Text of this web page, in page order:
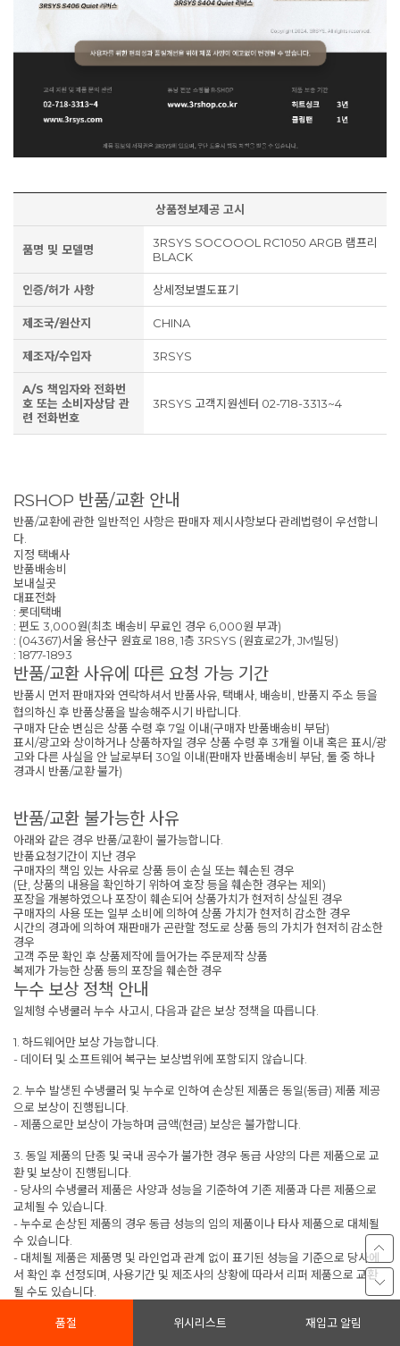
품절 위시리스트 재입고 알림
상품정보제공 고시
품명 및 모델명
3RSYS SOCOOOL RC1050 ARGB 램프리
BLACK
인증/허가 사항 상세정보별도표기
제조국/원산지 CHINA
제조자/수입자 3RSYS
A/S 책임자와 전화번
호 또는 소비자상담 관
련 전화번호
3RSYS 고객지원센터 02-718-3313~4
RSHOP 반품/교환 안내
반품/교환에 관한 일반적인 사항은 판매자 제시사항보다 관례법령이 우선합니
다.
지정 택배사
반품배송비
보내실곳
대표전화
: 롯데택배
: 편도 3,000원(최초 배송비 무료인 경우 6,000원 부과)
: (04367)서울 용산구 원효로 188, 1층 3RSYS (원효로2가, JM빌딩)
: 1877-1893
반품/교환 사유에 따른 요청 가능 기간
반품시 먼저 판매자와 연락하셔서 반품사유, 택배사, 배송비, 반품지 주소 등을
협의하신 후 반품상품을 발송해주시기 바랍니다.
구매자 단순 변심은 상품 수령 후 7일 이내(구매자 반품배송비 부담)
표시/광고와 상이하거나 상품하자일 경우 상품 수령 후 3개월 이내 혹은 표시/광
고와 다른 사실을 안 날로부터 30일 이내(판매자 반품배송비 부담, 둘 중 하나
경과시 반품/교환 불가)
반품/교환 불가능한 사유
아래와 같은 경우 반품/교환이 불가능합니다.
반품요청기간이 지난 경우
구매자의 책임 있는 사유로 상품 등이 손실 또는 훼손된 경우
(단, 상품의 내용을 확인하기 위하여 호장 등을 훼손한 경우는 제외)
포장을 개봉하였으나 포장이 훼손되어 상품가치가 현저히 상실된 경우
구매자의 사용 또는 일부 소비에 의하여 상품 가치가 현저히 감소한 경우
시간의 경과에 의하여 재판매가 곤란할 정도로 상품 등의 가치가 현저히 감소한
경우
고객 주문 확인 후 상품제작에 들어가는 주문제작 상품
복제가 가능한 상품 등의 포장을 훼손한 경우
누수 보상 정책 안내
일체형 수냉쿨러 누수 사고시, 다음과 같은 보상 정책을 따릅니다.
1. 하드웨어만 보상 가능합니다.
- 데이터 및 소프트웨어 복구는 보상범위에 포함되지 않습니다.
2. 누수 발생된 수냉쿨러 및 누수로 인하여 손상된 제품은 동일(동급) 제품 제공
으로 보상이 진행됩니다.
- 제품으로만 보상이 가능하며 금액(현금) 보상은 불가합니다.
3. 동일 제품의 단종 및 국내 공수가 불가한 경우 동급 사양의 다른 제품으로 교
환 및 보상이 진행됩니다.
- 당사의 수냉쿨러 제품은 사양과 성능을 기준하여 기존 제품과 다른 제품으로
교체될 수 있습니다.
- 누수로 손상된 제품의 경우 동급 성능의 임의 제품이나 타사 제품으로 대체될
수 있습니다.
- 대체될 제품은 제품명 및 라인업과 관계 없이 표기된 성능을 기준으로 당사에
서 확인 후 선정되며, 사용기간 및 제조사의 상황에 따라서 리퍼 제품으로 교환
될 수도 있습니다.
4. 누수 보상 관련 소요 예상 기간은 약 1~2주 정도 소요되며, 최초 누수 발생시